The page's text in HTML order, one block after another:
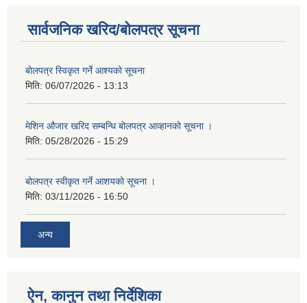
सार्वजनिक खरिद/बोलपत्र सूचना
बोलपत्र स्विकृत गर्ने आश्यको सूचना
मिति: 06/07/2026 - 13:13
मेशिन औजार खरिद सम्बन्धि बोलपत्र आव्हानको सूचना ।
मिति: 05/28/2026 - 15:29
बोलपत्र स्वीकृत गर्ने आशयको सूचना ।
मिति: 03/11/2026 - 16:50
अन्य
ऐन, कानुन तथा निर्देशिका